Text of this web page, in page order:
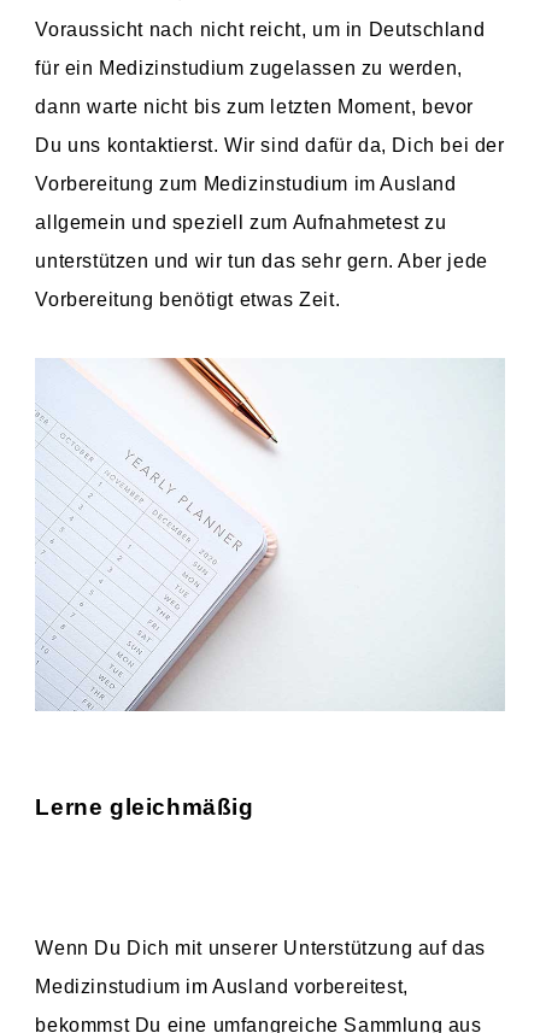
Voraussicht nach nicht reicht, um in Deutschland
für ein Medizinstudium zugelassen zu werden,
dann warte nicht bis zum letzten Moment, bevor
Du uns kontaktierst. Wir sind dafür da, Dich bei der
Vorbereitung zum Medizinstudium im Ausland
allgemein und speziell zum Aufnahmetest zu
unterstützen und wir tun das sehr gern. Aber jede
Vorbereitung benötigt etwas Zeit.
Lerne gleichmäßig
Wenn Du Dich mit unserer Unterstützung auf das
Medizinstudium im Ausland vorbereitest,
bekommst Du eine umfangreiche Sammlung aus